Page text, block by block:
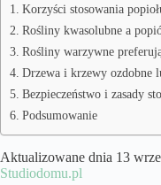
Korzyści stosowania
Rośliny kwasolubne a
Rośliny warzywne
Drzewa i krzewy ozdobne
Bezpieczeństwo i zasady
Podsumowanie
Aktualizowane dnia 13
Studiodomu.pl